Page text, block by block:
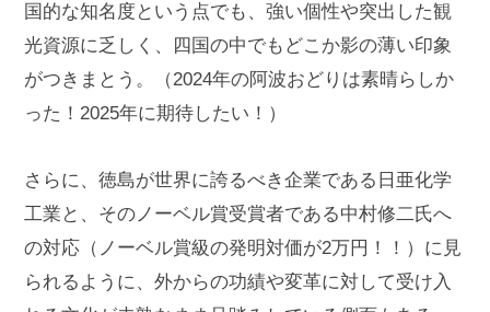
国的な知名度という点でも、強い個性や突出した観
光資源に乏しく、四国の中でもどこか影の薄い印象
がつきまとう。（2024年の阿波おどりは素晴らしか
った！2025年に期待したい！）
さらに、徳島が世界に誇るべき企業である日亜化学
工業と、そのノーベル賞受賞者である中村修二氏へ
の対応（ノーベル賞級の発明対価が2万円！！）に見
られるように、外からの功績や変革に対して受け入